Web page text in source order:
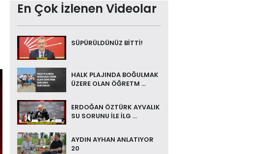
En Çok İzlenen Videolar
SÜPÜRÜLDÜNÜZ BİTTİ!
HALK PLAJINDA BOĞULMAK
ÜZERE OLAN ÖĞRETM ...
ERDOĞAN ÖZTÜRK AYVALIK
SU SORUNU İLE İLG ...
AYDIN AYHAN ANLATIYOR
20